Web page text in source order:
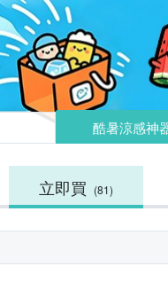
酷暑涼感神
立即買 (81)